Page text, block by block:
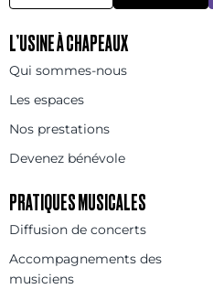
L’USINE À CHAPEAUX
Qui sommes-nous
Les espaces
Nos prestations
Devenez bénévole
PRATIQUES MUSICALES
Diffusion de concerts
Accompagnements des
musiciens